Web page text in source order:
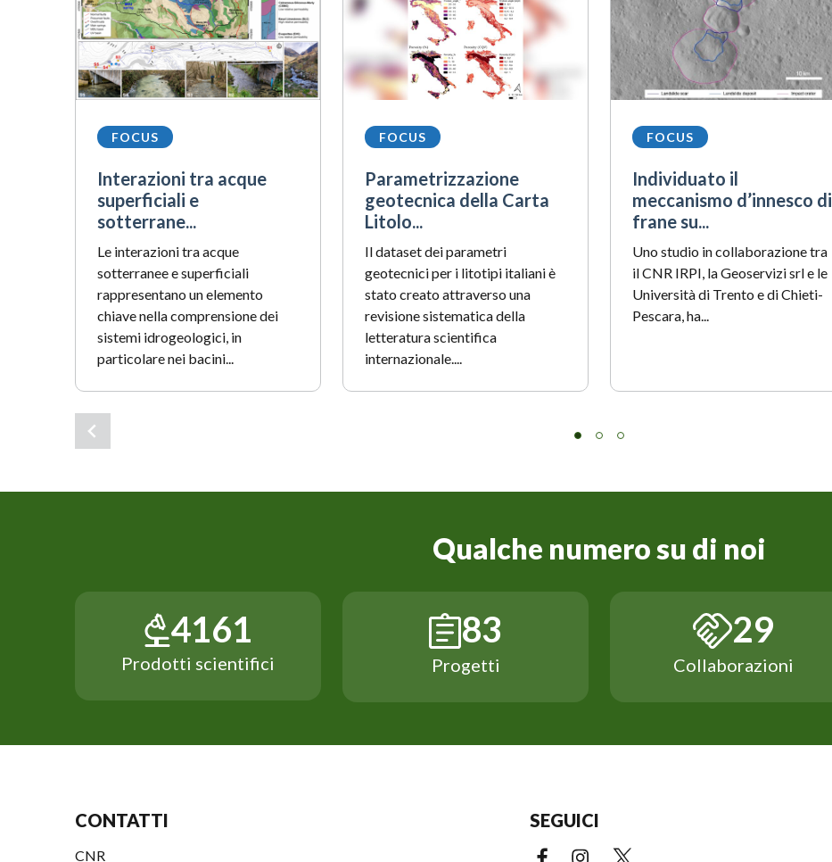
FOCUS
Interazioni tra acque
superficiali e
sotterrane...
Le interazioni tra acque
sotterranee e superficiali
rappresentano un elemento
chiave nella comprensione dei
sistemi idrogeologici, in
particolare nei bacini...
FOCUS
Parametrizzazione
geotecnica della Carta
Litolo...
Il dataset dei parametri
geotecnici per i litotipi italiani è
stato creato attraverso una
revisione sistematica della
letteratura scientifica
internazionale....
FOCUS
Individuato il
meccanismo d’innesco di
frane su...
Uno studio in collaborazione tra
il CNR IRPI, la Geoservizi srl e le
Università di Trento e di Chieti-
Pescara, ha...
Qualche numero su di noi
7144
Prodotti scientifici
143
Progetti
49
Collaborazioni
CONTATTI
CNR
SEGUICI
Facebook (link esterno)
Instagram (link esterno)